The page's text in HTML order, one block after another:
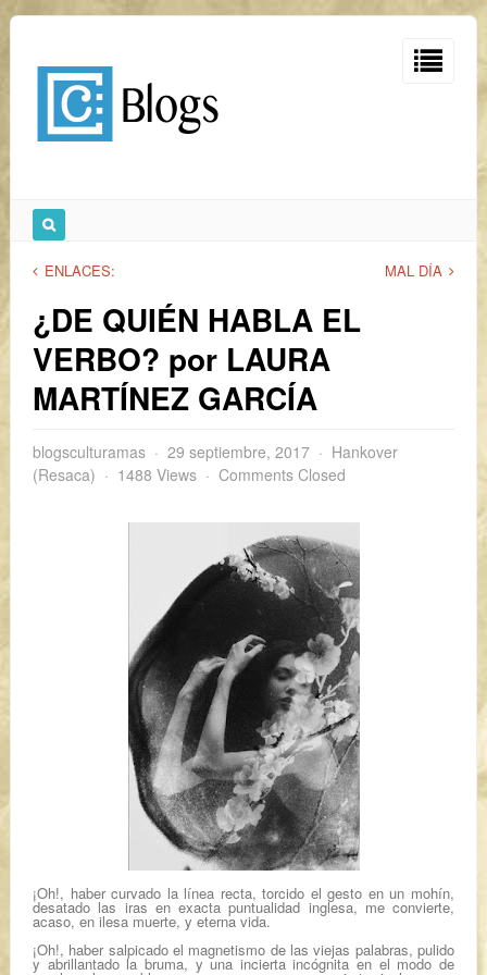
ENLACES: MAL DÍA
¿DE QUIÉN HABLA EL
VERBO? por LAURA
MARTÍNEZ GARCÍA
blogsculturamas 29 septiembre, 2017
Hankover
(Resaca)
1488 Views Comments Closed
¡Oh!, haber curvado la línea recta, torcido el gesto en un mohín,
desatado las iras en exacta puntualidad inglesa, me convierte,
acaso, en ilesa muerte, y eterna vida.
¡Oh!, haber salpicado el magnetismo de las viejas palabras, pulido
y abrillantado la bruma, y una incierta incógnita en el modo de